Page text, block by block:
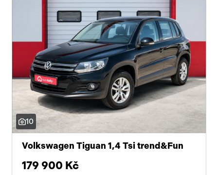
10
Volkswagen Tiguan 1,4 Tsi trend&Fun
179 900 Kč